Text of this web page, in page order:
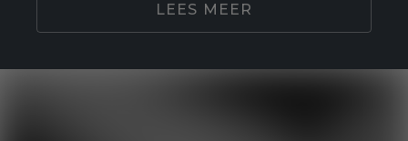
LEES MEER